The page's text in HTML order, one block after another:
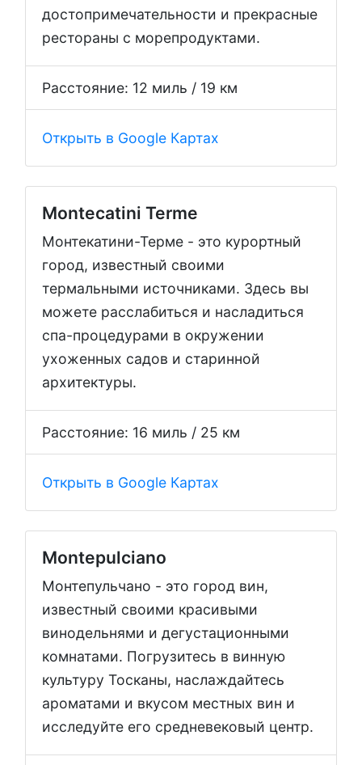
достопримечательности и прекрасные
рестораны с морепродуктами.
Расстояние: 12 миль / 19 км
Открыть в Google Картах
Montecatini Terme
Монтекатини-Терме - это курортный
город, известный своими
термальными источниками. Здесь вы
можете расслабиться и насладиться
спа-процедурами в окружении
ухоженных садов и старинной
архитектуры.
Расстояние: 16 миль / 25 км
Открыть в Google Картах
Montepulciano
Монтепульчано - это город вин,
известный своими красивыми
винодельнями и дегустационными
комнатами. Погрузитесь в винную
культуру Тосканы, наслаждайтесь
ароматами и вкусом местных вин и
исследуйте его средневековый центр.